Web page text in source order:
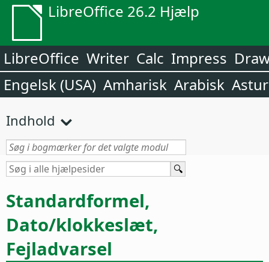
LibreOffice 26.2 Hjælp
LibreOffice Writer Calc Impress
Engelsk (USA) Amharisk Arabisk
Indhold
Standardformel,
Dato/klokkeslæt,
Fejladvarsel